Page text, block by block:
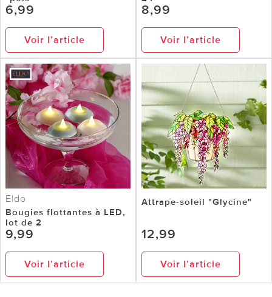
6,99
Voir l’article
8,99
Voir l’article
Eldo
Bougies flottantes à LED,
lot de 2
9,99
Voir l’article
Attrape-soleil "Glycine"
12,99
Voir l’article